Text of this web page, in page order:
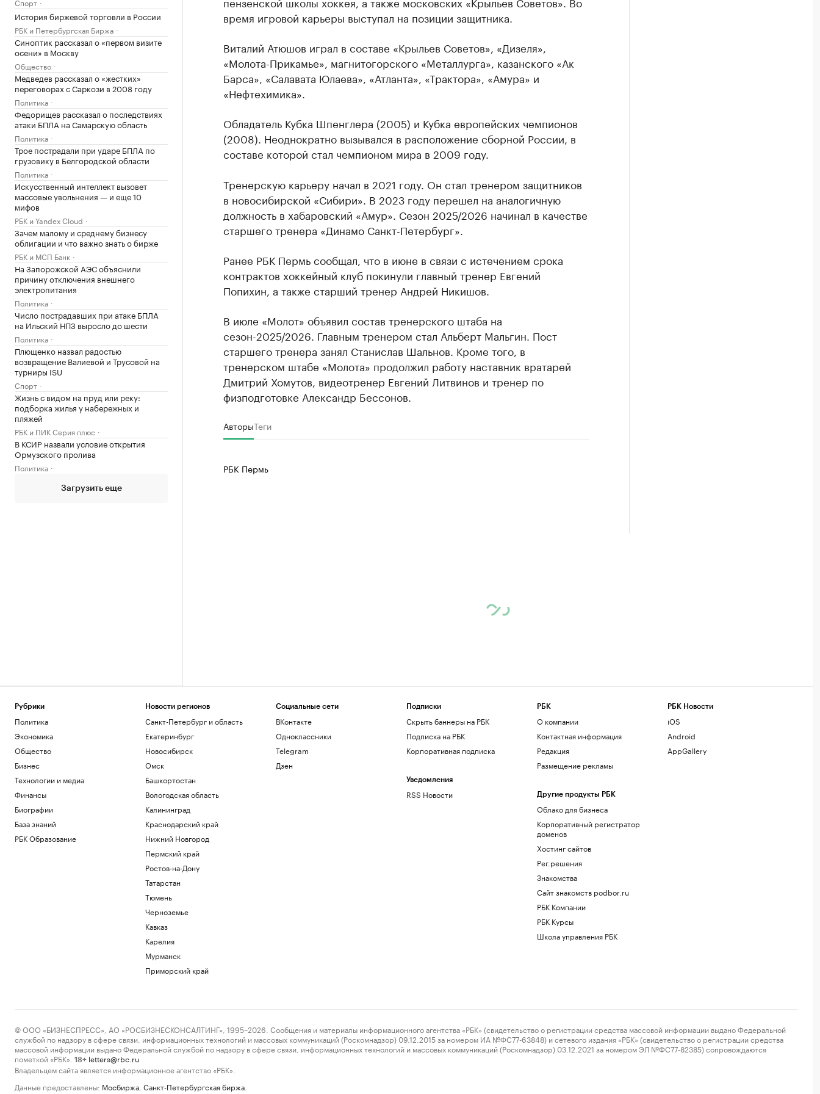
История биржевой торговли в России
РБК и Петербургская Биржа
Синоптик рассказал о «первом визите
осени» в Москву
Общество
Медведев рассказал о «жестких»
переговорах с Саркози в 2008 году
Политика
Федорищев рассказал о последствиях
атаки БПЛА на Самарскую область
Политика
Трое пострадали при ударе БПЛА по
грузовику в Белгородской области
Политика
Искусственный интеллект вызовет
массовые увольнения — и еще 10
мифов
РБК и Yandex Cloud
Зачем малому и среднему бизнесу
облигации и что важно знать о бирже
РБК и МСП Банк
На Запорожской АЭС объяснили
причину отключения внешнего
электропитания
Политика
Число пострадавших при атаке БПЛА
на Ильский НПЗ выросло до шести
Политика
Плющенко назвал радостью
возвращение Валиевой и Трусовой на
турниры ISU
Спорт
Жизнь с видом на пруд или реку:
подборка жилья у набережных и
пляжей
РБК и ПИК Серия плюс
В КСИР назвали условие открытия
Ормузского пролива
Политика
Загрузить еще
время игровой карьеры выступал на позиции защитника.
Виталий Атюшов играл в составе «Крыльев Советов», «Дизеля»,
«Молота-Прикамье», магнитогорского «Металлурга», казанского «Ак
Барса», «Салавата Юлаева», «Атланта», «Трактора», «Амура» и
«Нефтехимика».
Обладатель Кубка Шпенглера (2005) и Кубка европейских чемпионов
(2008). Неоднократно вызывался в расположение сборной России, в
составе которой стал чемпионом мира в 2009 году.
Тренерскую карьеру начал в 2021 году. Он стал тренером защитников
в новосибирской «Сибири». В 2023 году перешел на аналогичную
должность в хабаровский «Амур». Сезон 2025/2026 начинал в качестве
старшего тренера «Динамо Санкт-Петербург».
Ранее РБК Пермь сообщал, что в июне в связи с истечением срока
контрактов хоккейный клуб покинули главный тренер Евгений
Попихин, а также старший тренер Андрей Никишов.
В июле «Молот» объявил состав тренерского штаба на
сезон-2025/2026. Главным тренером стал Альберт Мальгин. Пост
старшего тренера занял Станислав Шальнов. Кроме того, в
тренерском штабе «Молота» продолжил работу наставник вратарей
Дмитрий Хомутов, видеотренер Евгений Литвинов и тренер по
физподготовке Александр Бессонов.
АвторыТеги
РБК Пермь
Рубрики
Политика
Экономика
Общество
Бизнес
Технологии и медиа
Финансы
Биографии
База знаний
РБК Образование
Новости регионов
Санкт-Петербург и область
Екатеринбург
Новосибирск
Омск
Башкортостан
Вологодская область
Калининград
Краснодарский край
Нижний Новгород
Пермский край
Ростов-на-Дону
Татарстан
Тюмень
Черноземье
Кавказ
Карелия
Мурманск
Приморский край
Социальные сети
ВКонтакте
Одноклассники
Telegram
Дзен
Подписки
Скрыть баннеры на РБК
Подписка на РБК
Корпоративная подписка
Уведомления
RSS Новости
РБК
О компании
Контактная информация
Редакция
Размещение рекламы
Другие продукты РБК
Облако для бизнеса
Корпоративный регистратор
доменов
Хостинг сайтов
Рег.решения
Знакомства
Сайт знакомств podbor.ru
РБК Компании
РБК Курсы
Школа управления РБК
РБК Новости
iOS
Android
AppGallery
© ООО «БИЗНЕСПРЕСС», АО «РОСБИЗНЕСКОНСАЛТИНГ», 1995–2026. Сообщения и материалы информационного агентства «РБК» (свидетельство о регистрации средства массовой информации выдано Федеральной
службой по надзору в сфере связи, информационных технологий и массовых коммуникаций (Роскомнадзор) 09.12.2015 за номером ИА №ФС77-63848) и сетевого издания «РБК» (свидетельство о регистрации средства
массовой информации выдано Федеральной службой по надзору в сфере связи, информационных технологий и массовых коммуникаций (Роскомнадзор) 03.12.2021 за номером ЭЛ №ФС77-82385) сопровождаются
пометкой «РБК».
18+ letters@rbc.ru
Владельцем сайта является информационное агентство «РБК».
Данные предоставлены: Мосбиржа Санкт-Петербургская биржа